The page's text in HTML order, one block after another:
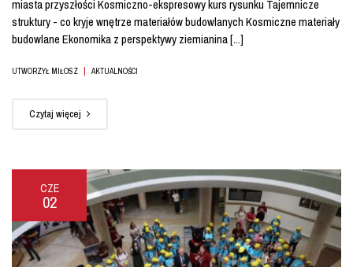
miasta przyszłości Kosmiczno-ekspresowy kurs rysunku Tajemnicze
struktury - co kryje wnętrze materiałów budowlanych Kosmiczne materiały
budowlane Ekonomika z perspektywy ziemianina [...]
UTWORZYŁ MIŁOSZ | AKTUALNOŚCI
Czytaj więcej
CZE
02